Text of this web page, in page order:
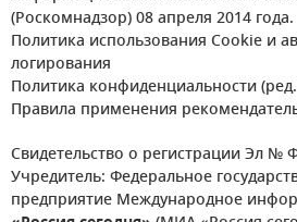
(Роскомнадзор) 08 апреля 2014 года.
Политика использования Cookie и
логирования
Политика конфиденциальности (ред.
Правила применения
Свидетельство о регистрации Эл №
Учредитель: Федеральное
предприятие Международное